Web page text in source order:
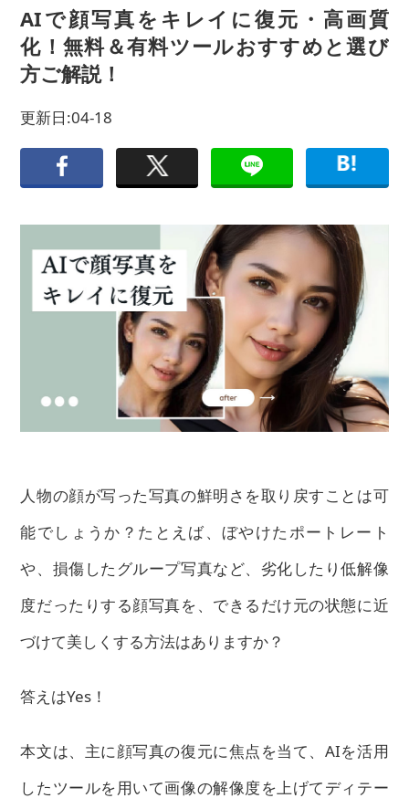
AIで顔写真をキレイに復元・高画質
化！無料＆有料ツールおすすめと選び
方ご解説！
更新日:04-18
人物の顔が写った写真の鮮明さを取り戻すことは可
能でしょうか？たとえば、ぼやけたポートレート
や、損傷したグループ写真など、劣化したり低解像
度だったりする顔写真を、できるだけ元の状態に近
づけて美しくする方法はありますか？
答えはYes！
本文は、主に顔写真の復元に焦点を当て、AIを活用
したツールを用いて画像の解像度を上げてディテー